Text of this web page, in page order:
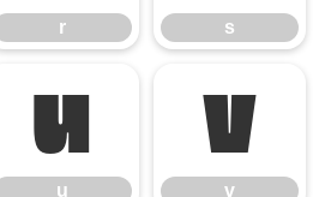
r s
u
u
v
v